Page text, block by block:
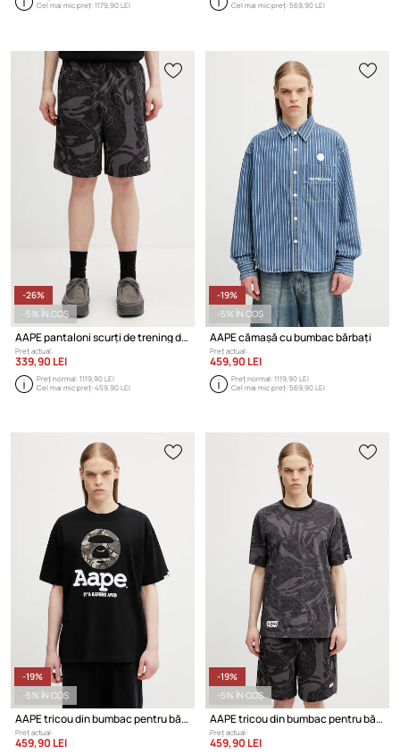
Cel mai mic preț:1179,90 LEI
Cel mai mic preț:569,90 LEI
-26%
-5% ÎN COȘ
AAPE pantaloni scurți de trening din bumbac pentru bărbați
Preț actual:
339,90 LEI
Preț normal:1119,90 LEI
Cel mai mic preț:459,90 LEI
-19%
-5% ÎN COȘ
AAPE cămașă cu bumbac bărbați
Preț actual:
459,90 LEI
Preț normal:1119,90 LEI
Cel mai mic preț:569,90 LEI
-19%
-5% ÎN COȘ
AAPE tricou din bumbac pentru bărbați
Preț actual:
459,90 LEI
-19%
-5% ÎN COȘ
AAPE tricou din bumbac pentru bărbați
Preț actual:
459,90 LEI